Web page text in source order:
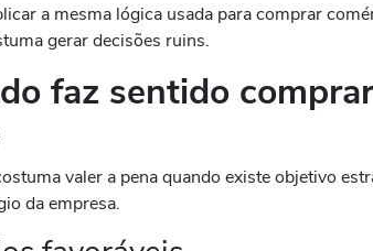
a mesma lógica usada para comprar
gerar decisões ruins.
faz sentido
valer a pena quando existe objetivo
da empresa.